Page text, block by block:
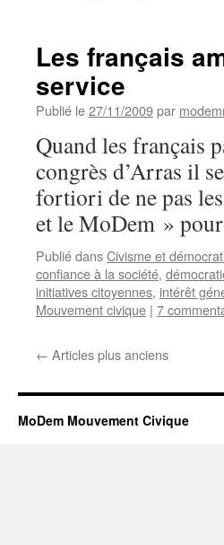
Les français
service
Publié le27/11/2009par
Quand les français
congrès d’Arras il
fortiori de ne pas
et le MoDem »
Publié dansCivisme et
confiance à la société,
initiatives citoyennes, intérêt
Mouvement civique | 7
← Articles plus anciens
MoDem Mouvement Civique